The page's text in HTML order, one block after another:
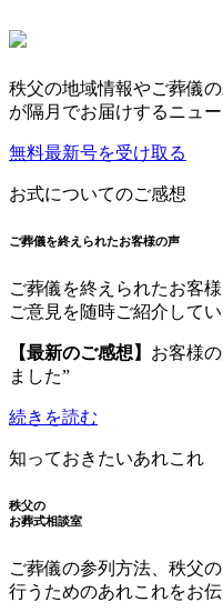
秩父の地域情報やご葬儀
が隔月でお届けするニュー
無料最新号を受け取る
お式についてのご感想
ご葬儀を終えられたお客様の声
ご葬儀を終えられたお客
ご意見を随時ご紹介してい
【最新のご感想】 お客様
ました”
続きを読む
知っておきたいあれこれ
秩父の
お葬式相談室
ご葬儀の参列方法、秩父
行うためのあれこれをお伝